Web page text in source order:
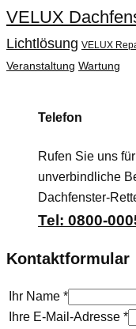
VELUX
Lichtlösung VELUX
Veranstaltung Wartung
Telefon
Rufen Sie uns
unverbindliche
Dachfenster-
Tel: 0800-
Kontaktformular
Ihr Name *
Ihre E-Mail-Adresse *